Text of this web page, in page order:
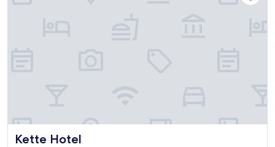
Kette Hotel
Kette Hotel